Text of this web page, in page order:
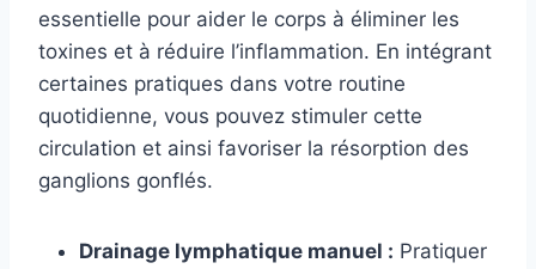
essentielle pour aider le corps à éliminer les
toxines et à réduire l’inflammation. En intégrant
certaines pratiques dans votre routine
quotidienne, vous pouvez stimuler cette
circulation et ainsi favoriser la résorption des
ganglions gonflés.
Drainage lymphatique manuel : Pratiquer